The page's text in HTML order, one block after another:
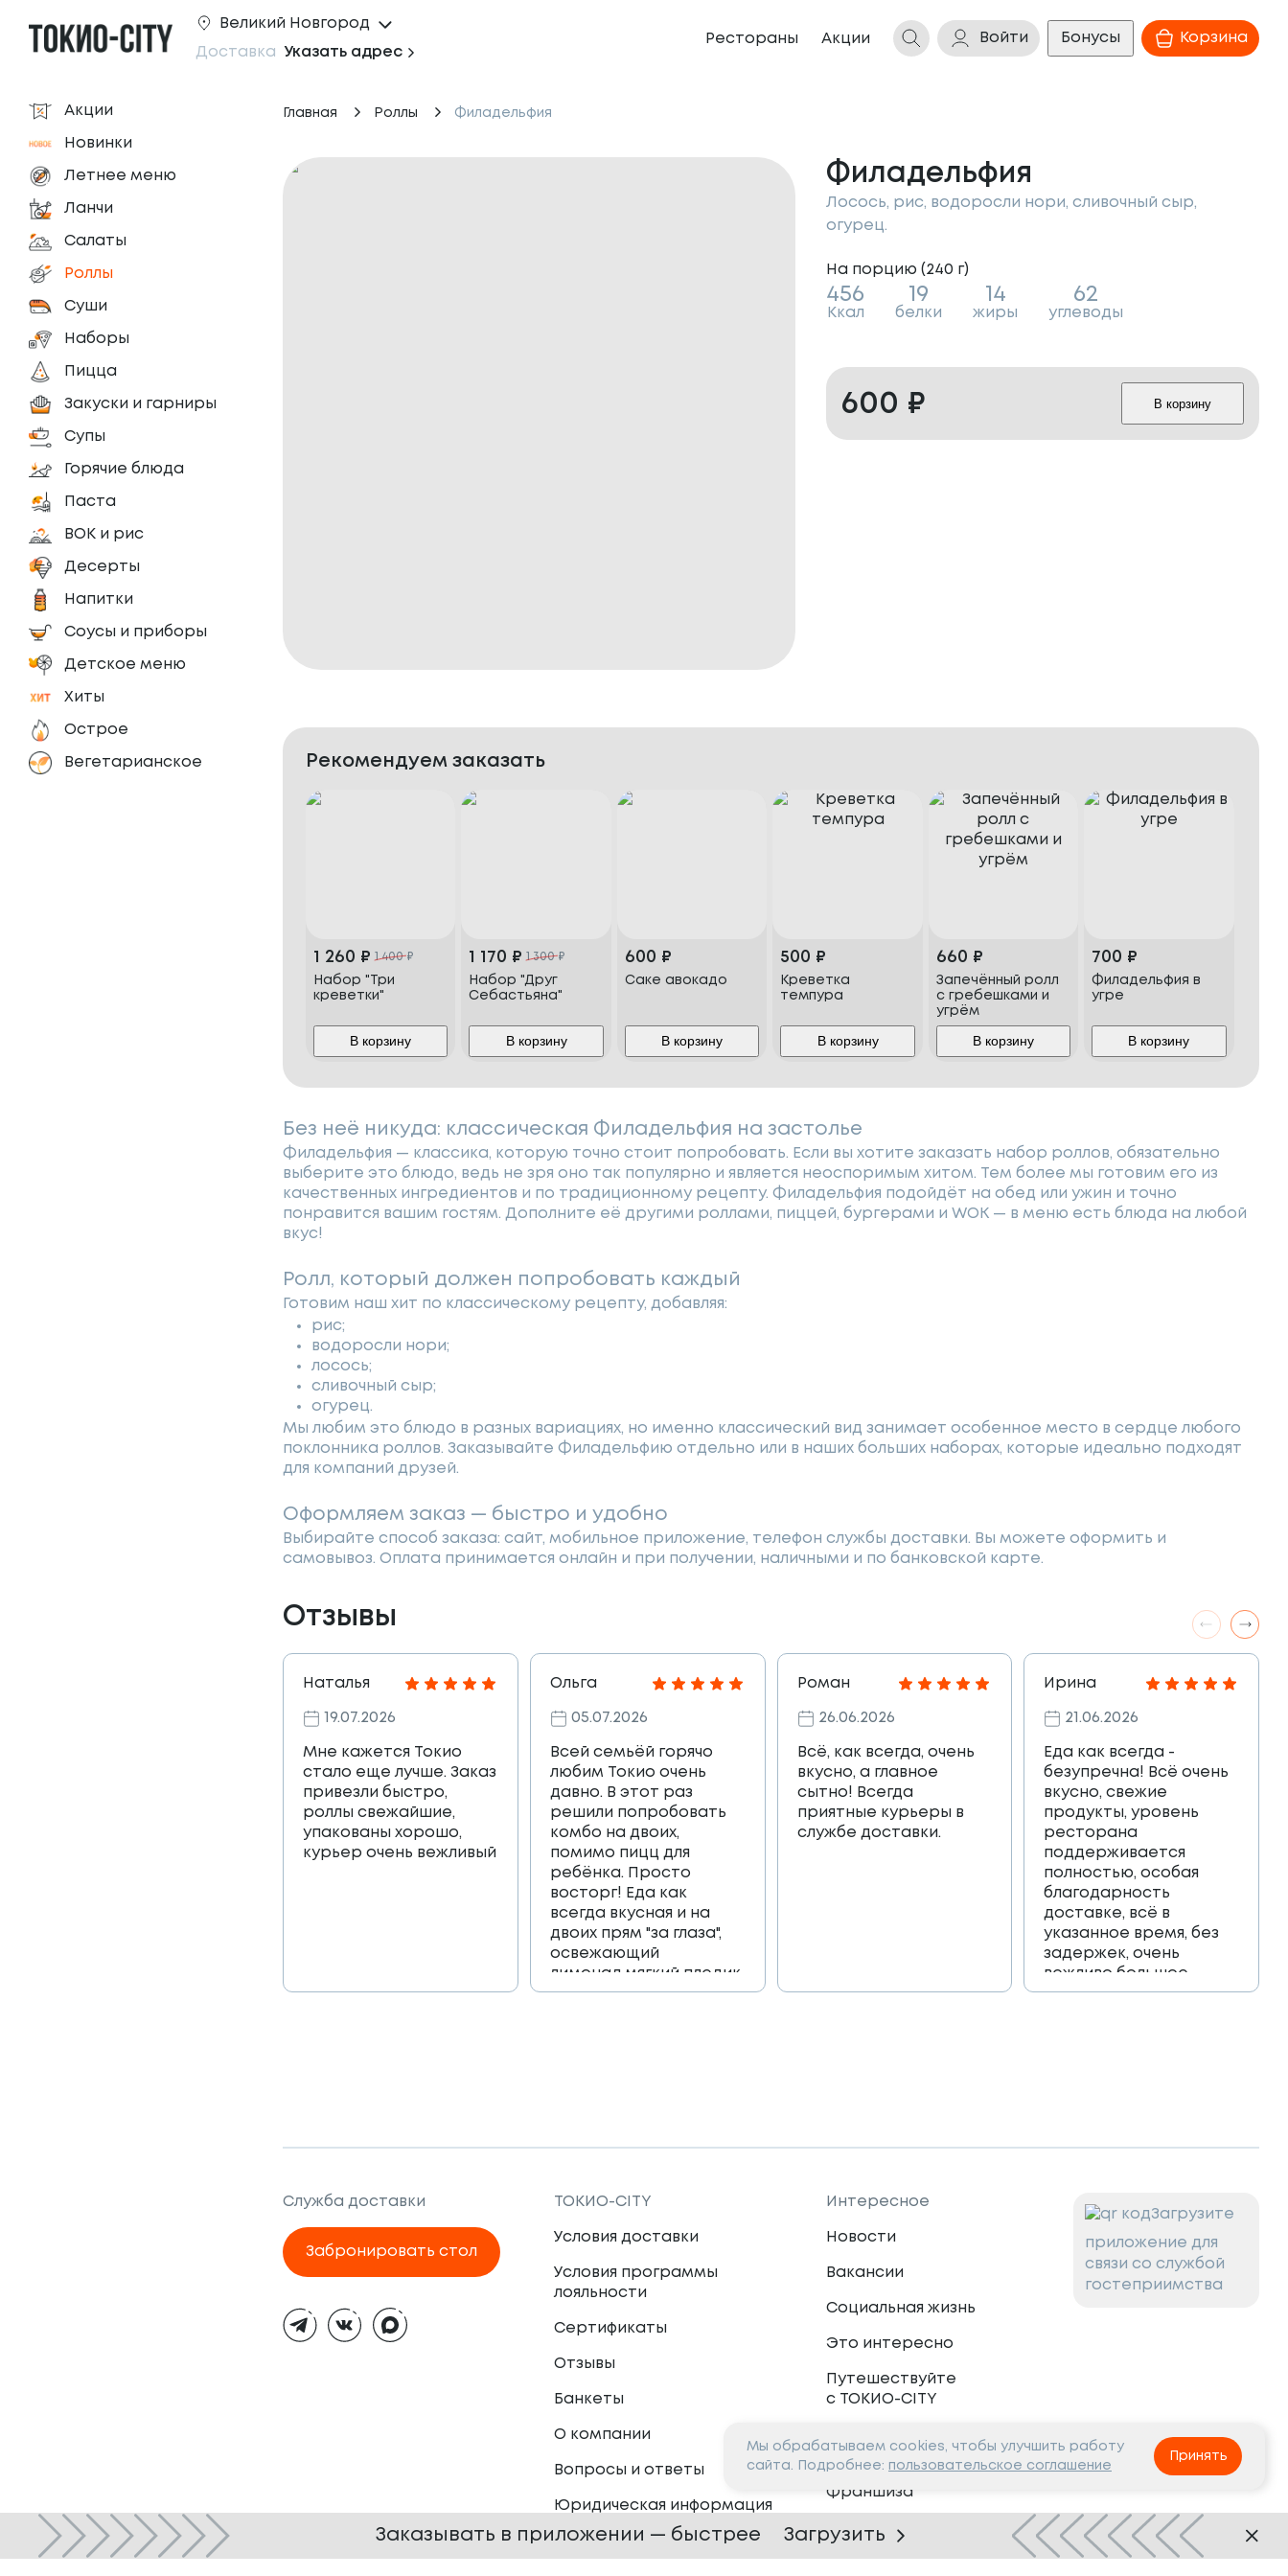
Великий Новгород
Доставка Указать адрес
Рестораны Акции Войти Бонусы Корзина
Акции
Новинки
Летнее меню
Ланчи
Салаты
Роллы
Суши
Наборы
Пицца
Закуски и гарниры
Супы
Горячие блюда
Паста
ВОК и рис
Десерты
Напитки
Соусы и приборы
Детское меню
Хиты
Острое
Вегетарианское
Главная Роллы Филадельфия
Филадельфия
Лосось, рис, водоросли нори, сливочный сыр,
огурец.
На порцию (240 г)
456
Ккал
19
белки
14
жиры
62
углеводы
600 ₽ В корзину
Рекомендуем заказать
1 260 ₽ 1 400₽
Набор "Три
креветки"
В корзину
1 170 ₽ 1 300₽
Набор "Друг
Себастьяна"
В корзину
600 ₽
Саке авокадо
В корзину
500 ₽
Креветка
темпура
В корзину
660 ₽
Запечённый ролл
с гребешками и
угрём
В корзину
700 ₽
Филадельфия в
угре
В корзину
Без неё никуда: классическая Филадельфия на застолье
Филадельфия — классика, которую точно стоит попробовать. Если вы хотите заказать набор роллов, обязательно
выберите это блюдо, ведь не зря оно так популярно и является неоспоримым хитом. Тем более мы готовим его из
качественных ингредиентов и по традиционному рецепту. Филадельфия подойдёт на обед или ужин и точно
понравится вашим гостям. Дополните её другими роллами, пиццей, бургерами и WOK — в меню есть блюда на любой
вкус!
Ролл, который должен попробовать каждый
Готовим наш хит по классическому рецепту, добавляя:
рис;
водоросли нори;
лосось;
сливочный сыр;
огурец.
Мы любим это блюдо в разных вариациях, но именно классический вид занимает особенное место в сердце любого
поклонника роллов. Заказывайте Филадельфию отдельно или в наших больших наборах, которые идеально подходят
для компаний друзей.
Оформляем заказ — быстро и удобно
Выбирайте способ заказа: сайт, мобильное приложение, телефон службы доставки. Вы можете оформить и
самовывоз. Оплата принимается онлайн и при получении, наличными и по банковской карте.
Отзывы
Наталья
19.07.2026
Мне кажется Токио
стало еще лучше. Заказ
привезли быстро,
роллы свежайшие,
упакованы хорошо,
курьер очень вежливый
Ольга
05.07.2026
Всей семьёй горячо
любим Токио очень
давно. В этот раз
решили попробовать
комбо на двоих,
помимо пицц для
ребёнка. Просто
восторг! Еда как
всегда вкусная и на
двоих прям "за глаза",
освежающий
лимонад,мягкий пледик
для пикника,и коробка
Роман
26.06.2026
Всё, как всегда, очень
вкусно, а главное
сытно! Всегда
приятные курьеры в
службе доставки.
Ирина
21.06.2026
Еда как всегда -
безупречна! Всё очень
вкусно, свежие
продукты, уровень
ресторана
поддерживается
полностью, особая
благодарность
доставке, всё в
указанное время, без
задержек, очень
вежливо большое
спасибо!!!
Служба доставки
Забронировать стол
тема
ТОКИО-CITY
Условия доставки
Условия программы
лояльности
Сертификаты
Отзывы
Банкеты
О компании
Вопросы и ответы
Юридическая информация
Интересное
Новости
Вакансии
Социальная жизнь
Это интересно
Путешествуйте
с ТОКИО-CITY
Партнёрам
Франшиза
Сотрудничество
Загрузите
приложение для
связи со службой
гостеприимства
Мы обрабатываем cookies, чтобы улучшить работу
сайта. Подробнее: пользовательское соглашение
Принять
Заказывать в приложении — быстрее Загрузить